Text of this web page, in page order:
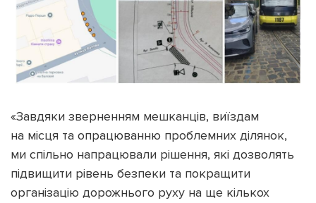
«Завдяки зверненням мешканців, виїздам
на місця та опрацюванню проблемних ділянок,
ми спільно напрацювали рішення, які дозволять
підвищити рівень безпеки та покращити
організацію дорожнього руху на ще кількох